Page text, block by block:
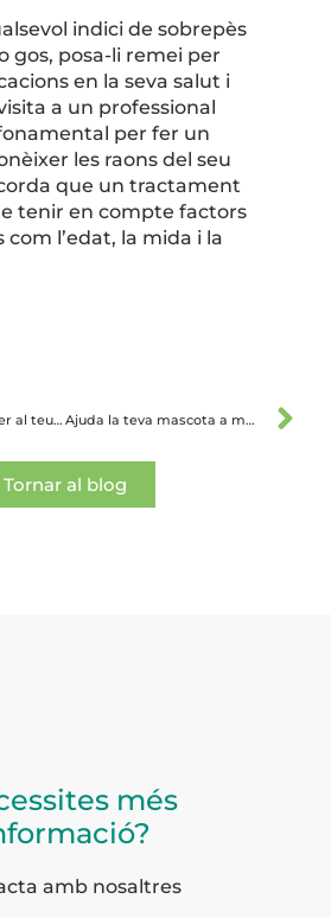
indici de sobrepès
gos, posa-li remei per
en la seva salut i
a un professional
per fer un
les raons del seu
que un tractament
tenir en compte factors
l’edat, la mida i la
Les millors cures per al teu cadell Ajuda la teva mascota a mantenir la calma davant dels petards
Tornar al blog
més
amb nosaltres